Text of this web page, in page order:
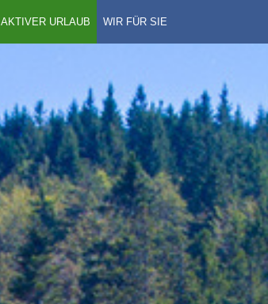
AKTIVER URLAUB WIR FÜR SIE